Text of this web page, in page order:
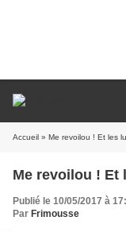
Accueil » Me revoilou ! Et les
Me revoilou ! Et
Publié le 10/05/2017 à
Par Frimousse